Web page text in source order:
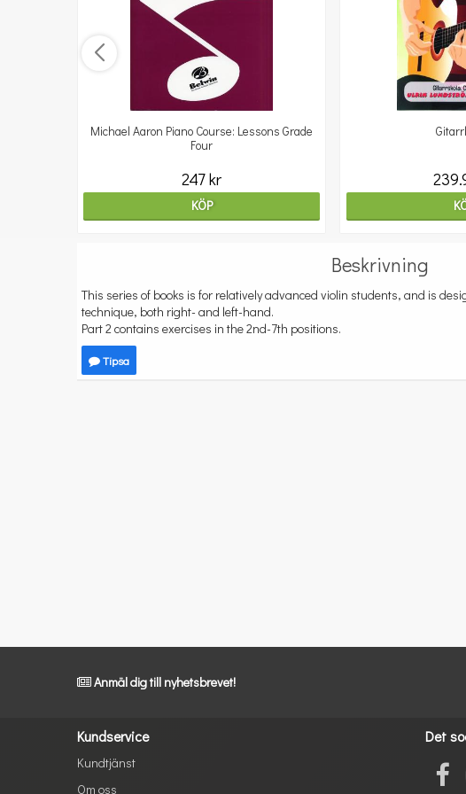
Michael Aaron Piano Course: Lessons Grade
Four
247 kr
KÖP
Beskrivning
This series of books is for relatively advanced violin students, and is
technique, both right- and left-hand.
Part 2 contains exercises in the 2nd-7th positions.
Tipsa
Anmäl dig till nyhetsbrevet!
Kundservice
Kundtjänst
Om oss
Det